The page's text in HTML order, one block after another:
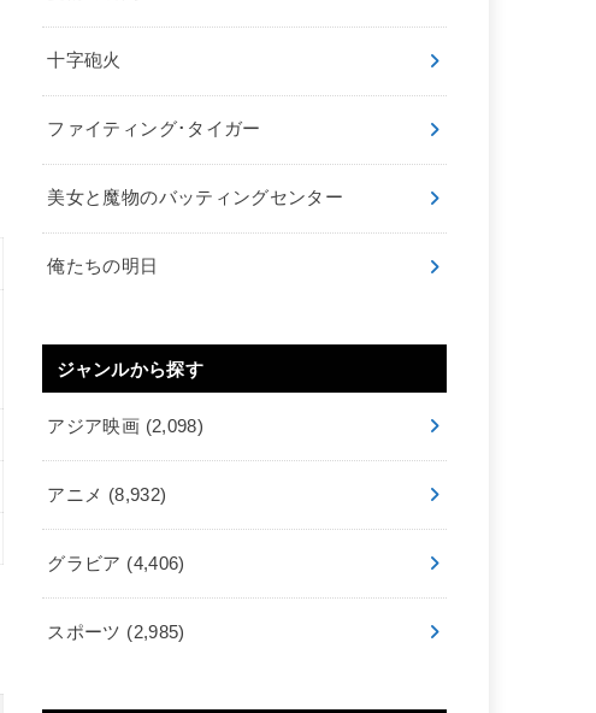
十字砲火
ファイティング･タイガー
美女と魔物のバッティングセンター
俺たちの明日
ジャンルから探す
アジア映画 (2,098)
アニメ (8,932)
グラビア (4,406)
スポーツ (2,985)